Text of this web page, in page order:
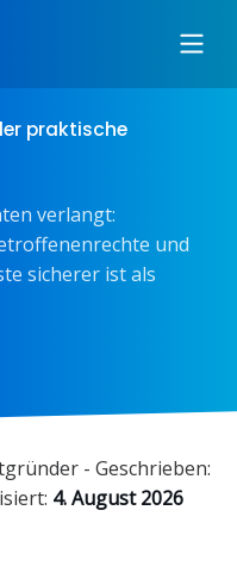
praktische
verlangt:
und
sicherer ist als
- Geschrieben:
4. August 2026